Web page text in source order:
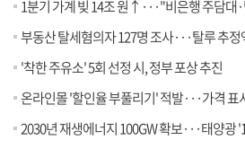
1분기 가계 빚 14조 원↑···"비은행 주담대
부동산 탈세혐의자 127명 조사···탈루 추정
'착한 주유소' 5회 선정 시, 정부 포상 추진
온라인몰 '할인율 부풀리기' 적발···가격 표
2030년 재생에너지 100GW 확보···태양광 '1kWh